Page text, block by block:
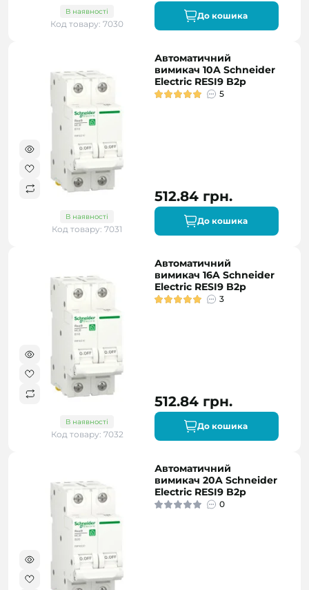
В наявності
Код товару: 7030
До кошика
В наявності
Код товару: 7031
Автоматичний
вимикач 10A Schneider
Electric RESI9 B2р
5
512.84 грн.
До кошика
В наявності
Код товару: 7032
Автоматичний
вимикач 16A Schneider
Electric RESI9 B2р
3
512.84 грн.
До кошика
Автоматичний
вимикач 20A Schneider
Electric RESI9 B2р
0